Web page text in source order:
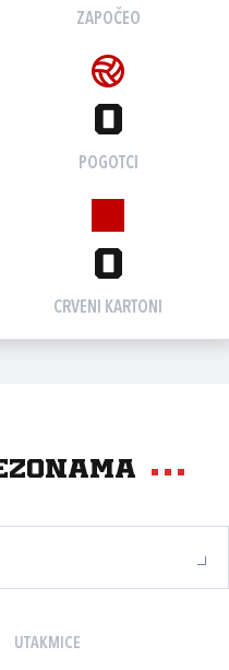
ZAPOČEO
0
POGOTCI
0
CRVENI KARTONI
UTAKMICE